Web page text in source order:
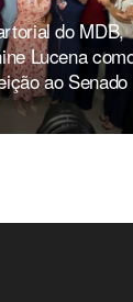
do MDB,
Lucena
ao Senado